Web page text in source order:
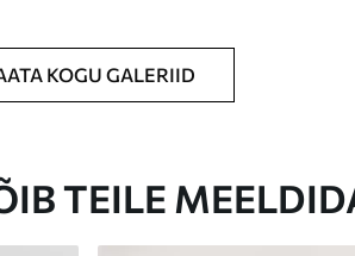
KOGU GALERIID
TEILE